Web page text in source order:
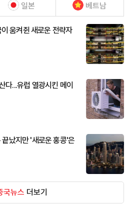
일본 베트남
움켜쥔 새로운 전략자
다...유럽 열광시킨 메이
났지만 '새로운 홍콩'은
국뉴스 더보기